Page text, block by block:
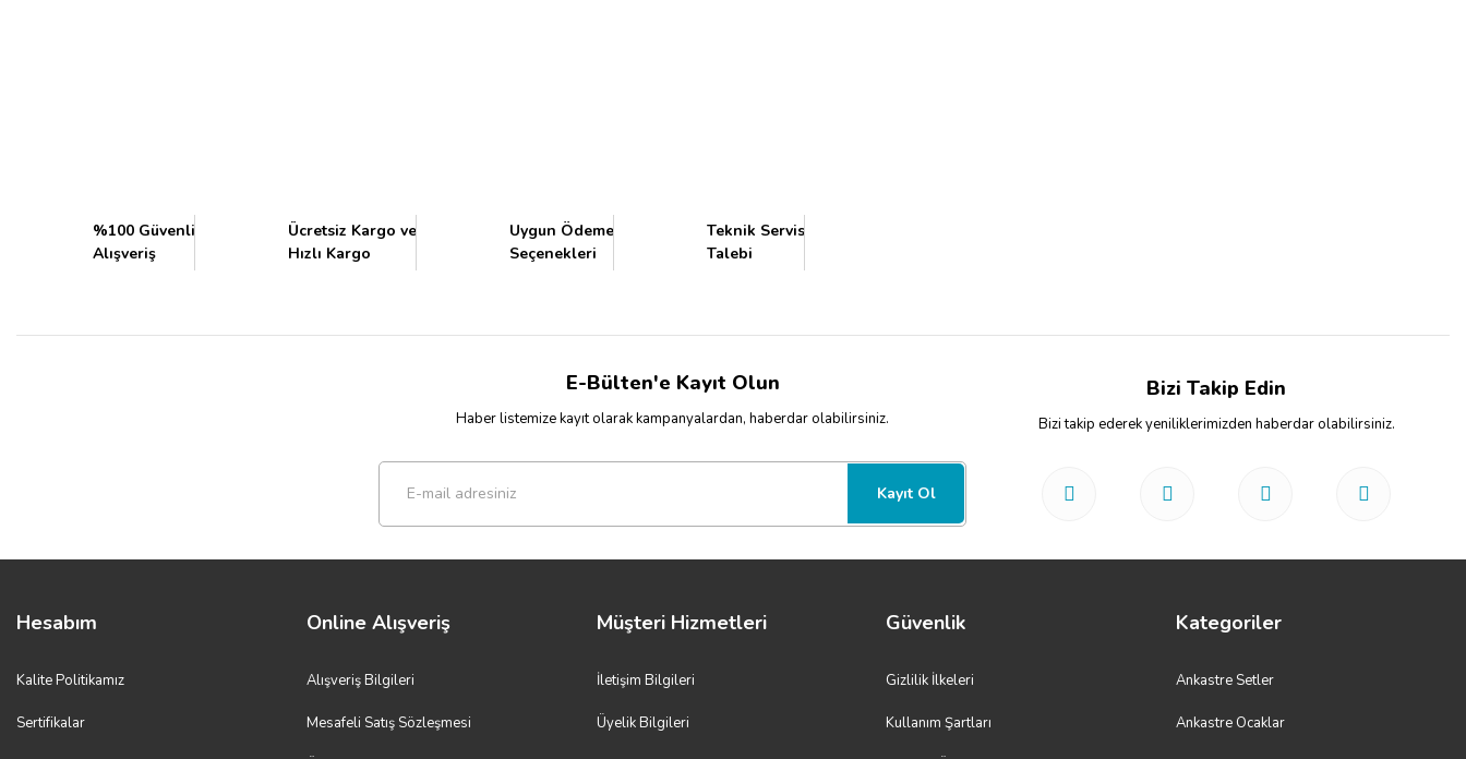
%100 Güvenli
Alışveriş
Ücretsiz Kargo ve
Hızlı Kargo
Uygun Ödeme
Seçenekleri
Teknik Servis
Talebi
E-Bülten'e Kayıt Olun
Haber listemize kayıt olarak kampanyalardan, haberdar olabilirsiniz.
Kayıt Ol
Bizi Takip Edin
Bizi takip ederek yeniliklerimizden haberdar olabilirsiniz.
Hesabım
Kalite Politikamız
Sertifikalar
Online Alışveriş
Alışveriş Bilgileri
Mesafeli Satış Sözleşmesi
Müşteri Hizmetleri
İletişim Bilgileri
Üyelik Bilgileri
Güvenlik
Gizlilik İlkeleri
Kullanım Şartları
Kategoriler
Ankastre Setler
Ankastre Ocaklar